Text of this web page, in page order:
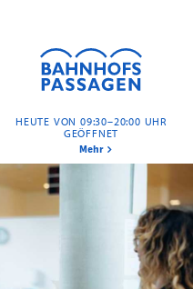
HEUTE VON 09:30–20:00 UHR
GEÖFFNET
Mehr